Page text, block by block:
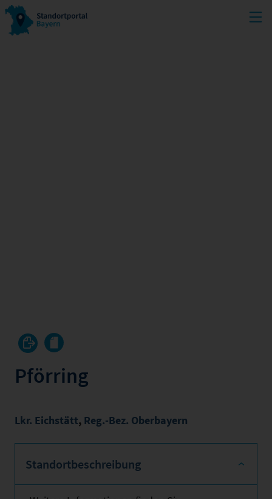
Pförring
Lkr. Eichstätt, Reg.-Bez. Oberbayern
Standortbeschreibung